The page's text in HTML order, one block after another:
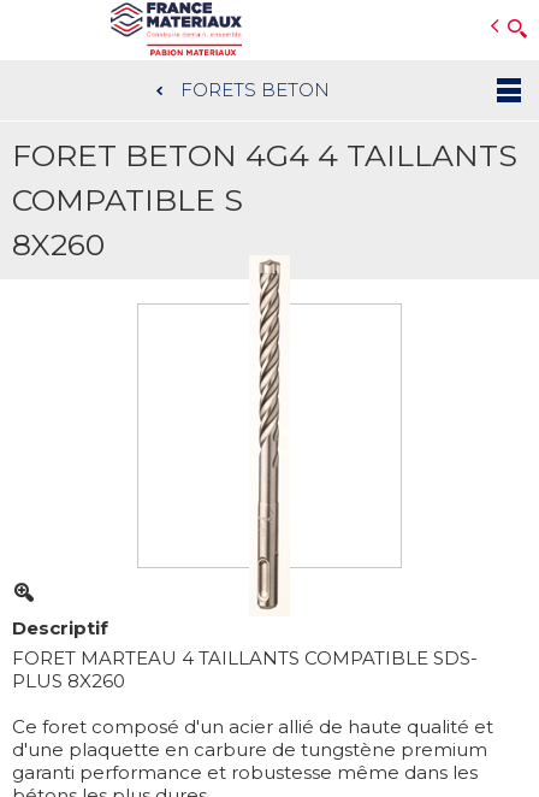
au
contenu
FORETS BETON
FORET BETON 4G4 4 TAILLANTS
COMPATIBLE S
8X260
Descriptif
FORET MARTEAU 4 TAILLANTS COMPATIBLE SDS-
PLUS 8X260
Ce foret composé d'un acier allié de haute qualité et
d'une plaquette en carbure de tungstène premium
garanti performance et robustesse même dans les